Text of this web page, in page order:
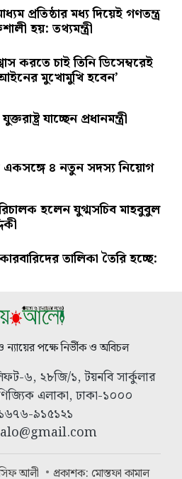
প্রতিষ্ঠার মধ্য দিয়েই গণতন্ত্র
হয়: তথ্যমন্ত্রী
করতে চাই তিনি ডিসেম্বরেই
মুখোমুখি হবেন’
যাচ্ছেন প্রধানমন্ত্রী
একসঙ্গে ৪ নতুন সদস্য নিয়োগ
হলেন যুগ্মসচিব মাহবুবুল
তালিকা তৈরি হচ্ছে:
পক্ষে নির্ভীক ও অবিচল
৬, ২৮জি/১, টয়নবি সার্কুলার
এলাকা, ঢাকা-১০০০
৯১৫১২১
আলী প্রকাশক: মোস্তফা কামাল